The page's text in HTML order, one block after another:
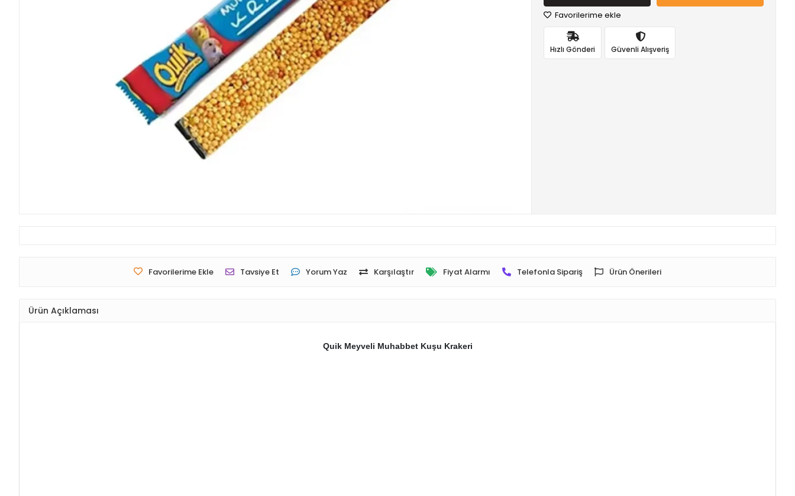
Favorilerime ekle
Hızlı Gönderi Güvenli Alışveriş
Favorilerime Ekle Tavsiye Et Yorum Yaz Karşılaştır Fiyat Alarmı Telefonla Sipariş Ürün Önerileri
Ürün Açıklaması
Quik Meyveli Muhabbet Kuşu Krakeri